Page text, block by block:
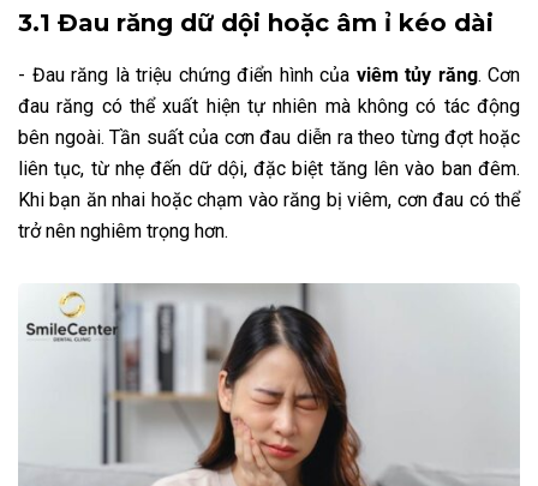
3.1 Đau răng dữ dội hoặc âm ỉ kéo dài
- Đau răng là triệu chứng điển hình của viêm tủy răng. Cơn
đau răng có thể xuất hiện tự nhiên mà không có tác động
bên ngoài. Tần suất của cơn đau diễn ra theo từng đợt hoặc
liên tục, từ nhẹ đến dữ dội, đặc biệt tăng lên vào ban đêm.
Khi bạn ăn nhai hoặc chạm vào răng bị viêm, cơn đau có thể
trở nên nghiêm trọng hơn.